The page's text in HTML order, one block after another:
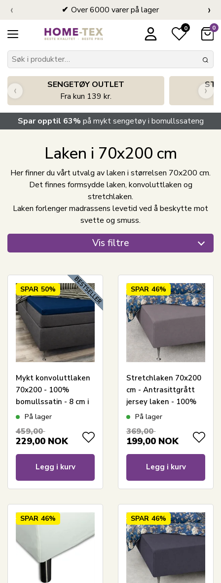
Over 6000 varer på lager
‹ ›
0 0
SENGETØY OUTLET
Fra kun 139 kr.
‹ ›
Spar opptil 63% på mykt sengetøy i bomullssateng
Laken i 70x200 cm
Her finner du vårt utvalg av laken i størrelsen 70x200 cm.
Det finnes formsydde laken, konvoluttlaken og
stretchlaken.
Laken forlenger madrassens levetid ved å beskytte mot
svette og smuss.
Vis filtre
SPAR 50%
Mykt konvoluttlaken
70x200 - 100%
bomullssatin - 8 cm i
høyden - Blått laken
Night satin laken
På lager
459,00
229,00 NOK
Legg i kurv
SPAR 46%
Stretchlaken 70x200
cm - Antrasittgrått
jersey laken - 100%
bomull - Formsydd
På lager
369,00
199,00 NOK
Legg i kurv
SPAR 46% SPAR 46%